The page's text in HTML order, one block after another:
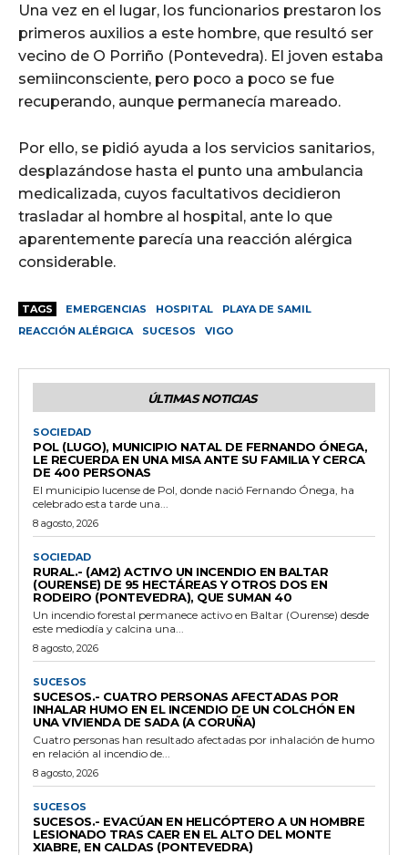
Una vez en el lugar, los funcionarios prestaron los
primeros auxilios a este hombre, que resultó ser
vecino de O Porriño (Pontevedra). El joven estaba
semiinconsciente, pero poco a poco se fue
recuperando, aunque permanecía mareado.
Por ello, se pidió ayuda a los servicios sanitarios,
desplazándose hasta el punto una ambulancia
medicalizada, cuyos facultativos decidieron
trasladar al hombre al hospital, ante lo que
aparentemente parecía una reacción alérgica
considerable.
TAGS EMERGENCIAS HOSPITAL
PLAYA DE SAMIL
REACCIÓN ALÉRGICA
SUCESOS VIGO
ÚLTIMAS NOTICIAS
SOCIEDAD
POL (LUGO), MUNICIPIO NATAL DE FERNANDO ÓNEGA,
LE RECUERDA EN UNA MISA ANTE SU FAMILIA Y CERCA
DE 400 PERSONAS
El municipio lucense de Pol, donde nació Fernando Ónega, ha
celebrado esta tarde una...
8 agosto, 2026
SOCIEDAD
RURAL.- (AM2) ACTIVO UN INCENDIO EN BALTAR
(OURENSE) DE 95 HECTÁREAS Y OTROS DOS EN
RODEIRO (PONTEVEDRA), QUE SUMAN 40
Un incendio forestal permanece activo en Baltar (Ourense) desde
este mediodía y calcina una...
8 agosto, 2026
SUCESOS
SUCESOS.- CUATRO PERSONAS AFECTADAS POR
INHALAR HUMO EN EL INCENDIO DE UN COLCHÓN EN
UNA VIVIENDA DE SADA (A CORUÑA)
Cuatro personas han resultado afectadas por inhalación de humo
en relación al incendio de...
8 agosto, 2026
SUCESOS
SUCESOS.- EVACÚAN EN HELICÓPTERO A UN HOMBRE
LESIONADO TRAS CAER EN EL ALTO DEL MONTE
XIABRE, EN CALDAS (PONTEVEDRA)